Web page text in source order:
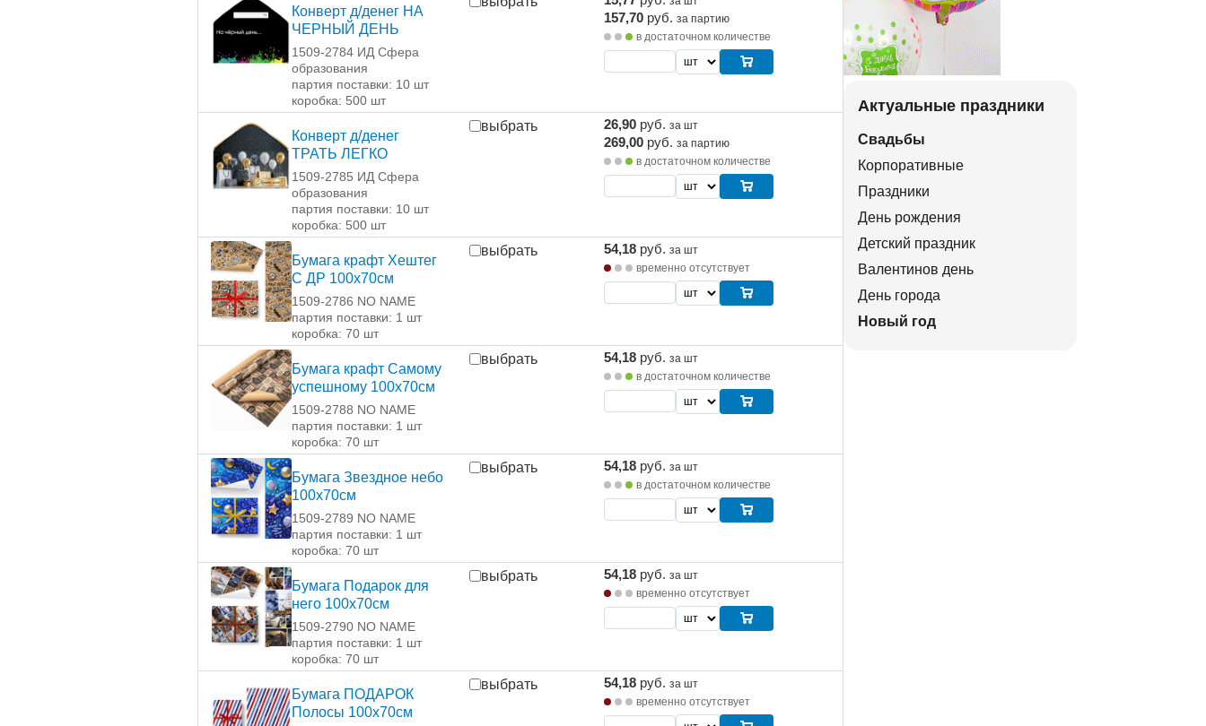
Конверт д/денег НА
ЧЕРНЫЙ ДЕНЬ
1509-2784 ИД Сфера
образования
партия поставки: 10 шт
коробка: 500 шт
157,70 руб. за партию
в достаточном количестве
Конверт д/денег
ТРАТЬ ЛЕГКО
1509-2785 ИД Сфера
образования
партия поставки: 10 шт
коробка: 500 шт
выбрать 26,90 руб. за шт
269,00 руб. за партию
в достаточном количестве
Бумага крафт Хештег
С ДР 100х70см
1509-2786 NO NAME
партия поставки: 1 шт
коробка: 70 шт
выбрать 54,18 руб. за шт
временно отсутствует
Бумага крафт Самому
успешному 100х70см
1509-2788 NO NAME
партия поставки: 1 шт
коробка: 70 шт
выбрать 54,18 руб. за шт
в достаточном количестве
Бумага Звездное небо
100х70см
1509-2789 NO NAME
партия поставки: 1 шт
коробка: 70 шт
выбрать 54,18 руб. за шт
в достаточном количестве
Бумага Подарок для
него 100х70см
1509-2790 NO NAME
партия поставки: 1 шт
коробка: 70 шт
выбрать 54,18 руб. за шт
временно отсутствует
Бумага ПОДАРОК
Полосы 100х70см
выбрать 54,18 руб. за шт
временно отсутствует
Актуальные праздники
Свадьбы
Корпоративные
Праздники
День рождения
Детский праздник
Валентинов день
День города
Новый год